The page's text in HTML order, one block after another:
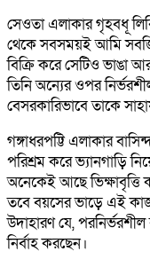
সেওতা এলাকার গৃহবধূ
থেকে সবসময়ই আমি সবজি
বিক্রি করে সেটিও
তিনি অন্যের ওপর
বেসরকারিভাবে তাকে
গঙ্গাধরপট্টি এলাকার
পরিশ্রম করে ভ্যানগাড়ি
অনেকেই আছে ভিক্ষাবৃত্তি
তবে বয়সের ভাড়ে এই
উদাহারণ যে,
নির্বাহ করছেন।